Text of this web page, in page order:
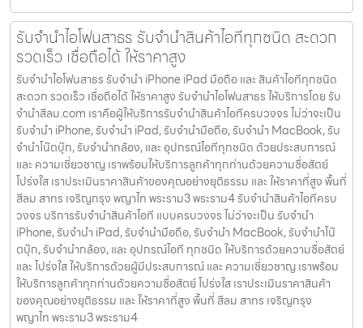
รับจำนำไอโฟนสาธร รับจำนำสินค้าไอทีทุกชนิด สะดวก
รวดเร็ว เชื่อถือได้ ให้ราคาสูง
รับจำนำไอโฟนสาธร รับจำนำ iPhone iPad มือถือ และ สินค้าไอทีทุกชนิด
สะดวก รวดเร็ว เชื่อถือได้ ให้ราคาสูง รับจำนำไอโฟนสาธร ให้บริการโดย รับ
จํานําสีลม.com เราคือผู้ให้บริการรับจำนำสินค้าไอทีครบวงจร ไม่ว่าจะเป็น
รับจำนำ iPhone, รับจำนำ iPad, รับจำนำมือถือ, รับจำนำ MacBook, รับ
จำนำโน๊ตบุ๊ก, รับจำนำกล้อง, และ อุปกรณ์ไอทีทุกชนิด ด้วยประสบการณ์
และ ความเชี่ยวชาญ เราพร้อมให้บริการลูกค้าทุกท่านด้วยความซื่อสัตย์
โปร่งใส เราประเมินราคาสินค้าของคุณอย่างยุติธรรม และ ให้ราคาที่สูง พื้นที่
สีลม สาทร เจริญกรุง พญาไท พระราม3 พระราม4 รับจำนำสินค้าไอทีครบ
วงจร บริการรับจำนำสินค้าไอที แบบครบวงจร ไม่ว่าจะเป็น รับจำนำ
iPhone, รับจำนำ iPad, รับจำนำมือถือ, รับจำนำ MacBook, รับจำนำโน๊
ตบุ๊ก, รับจำนำกล้อง, และ อุปกรณ์ไอที ทุกชนิด ให้บริการด้วยความซื่อสัตย์
และ โปร่งใส ให้บริการด้วยผู้มีประสบการณ์ และ ความเชี่ยวชาญ เราพร้อม
ให้บริการลูกค้าทุกท่านด้วยความซื่อสัตย์ โปร่งใส เราประเมินราคาสินค้า
ของคุณอย่างยุติธรรม และ ให้ราคาที่สูง พื้นที่ สีลม สาทร เจริญกรุง
พญาไท พระราม3 พระราม4